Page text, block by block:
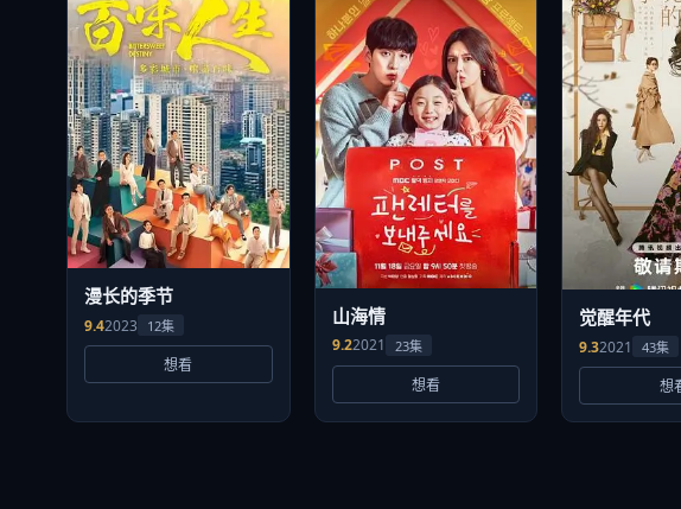
漫长的季节
9.42023 12集
想看
山海情
9.22021 23集
想看
觉醒年代
9.32021 43集
想